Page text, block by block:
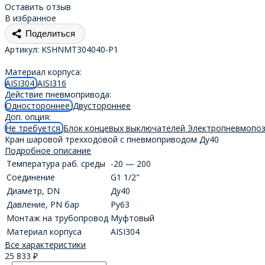
Оставить отзыв
В избранное
Поделиться
Артикул: KSHNMT304040-P1
Материал корпуса:
AISI304AISI316
Действие пневмопривода:
ОдностороннееДвустороннее
Доп. опция:
Не требуетсяБлок концевых выключателей
Кран шаровой трехходовой с пневмоприводом Ду40
Подробное описание
Температура раб. среды -20 — 200
Соединение
G1 1/2"
Диаметр, DN
Ду40
Давление, PN бар
Ру63
Монтаж на трубопровод Муфтовый
Материал корпуса
AISI304
Все характеристики
25 833 ₽